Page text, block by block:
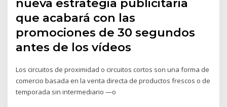
nueva estrategia publicitaria
que acabará con las
promociones de 30 segundos
antes de los vídeos
Los circuitos de proximidad o circuitos cortos son una forma de
comercio basada en la venta directa de productos frescos o de
temporada sin intermediario —o